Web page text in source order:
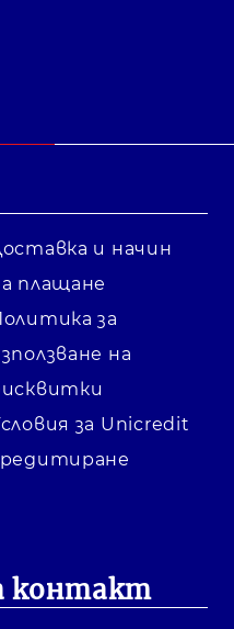
и начин
плащане
за
на
за Unicredit
контакт